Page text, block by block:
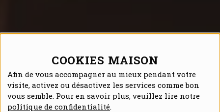
COOKIES MAISON
Afin de vous accompagner au mieux pendant votre
visite, activez ou désactivez les services comme bon
vous semble. Pour en savoir plus, veuillez lire notre
politique de confidentialité.